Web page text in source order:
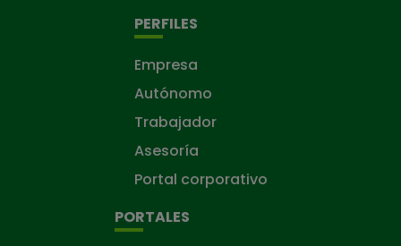
PERFILES
Empresa
Autónomo
Trabajador
Asesoría
Portal corporativo
PORTALES